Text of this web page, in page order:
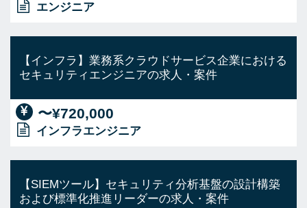
エンジニア
【インフラ】業務系クラウドサービス企業における
セキュリティエンジニアの求人・案件
〜¥720,000
インフラエンジニア
【SIEMツール】セキュリティ分析基盤の設計構築
および標準化推進リーダーの求人・案件